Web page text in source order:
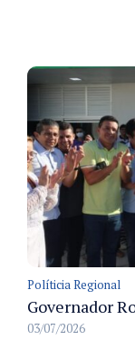
Políticia Regional
03/07/2026